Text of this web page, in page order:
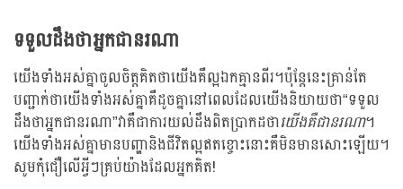
ទទួលដឹងថាអ្នកជានរណា
យើងទាំងអស់គ្នាចូលចិត្តគិតថាយើងគឺល្អឯកគ្មានពីរ។ប៉ុន្តែនេះគ្រាន់តែ
បញ្ជាក់ថាយើងទាំងអស់គ្នាគឺដូចគ្នានៅពេលដែលយើងនិយាយថា“ទទួល
ដឹងថាអ្នកជានរណា”វាគឺជាការយល់ដឹងពិតប្រាកដថាយើងគឺជានរណា។
យើងទាំងអស់គ្នាមានបញ្ហានិងជីវិតល្អឥតខ្ចោះនោះគឺមិនមានសោះឡើយ។
សូមកុំជឿលើអ្វីៗគ្រប់យ៉ាងដែលអ្នកគិត!